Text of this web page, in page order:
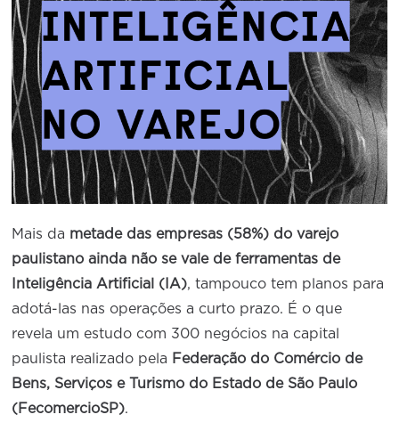
Conselho de Sustentabilidade
Conselho de Comércio Eletrônico
Mais da metade das empresas (58%) do varejo
paulistano ainda não se vale de ferramentas de
Inteligência Artificial (IA), tampouco tem planos para
adotá-las nas operações a curto prazo. É o que
revela um estudo com 300 negócios na capital
paulista realizado pela Federação do Comércio de
Bens, Serviços e Turismo do Estado de São Paulo
(FecomercioSP).